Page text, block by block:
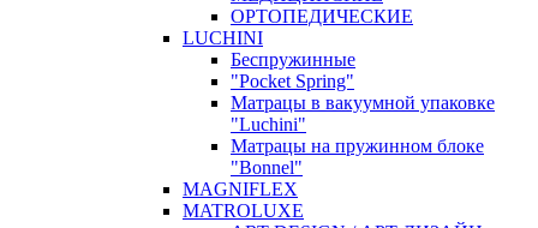
ОРТОПЕДИЧЕСКИЕ
LUCHINI
Беспружинные
"Pocket Spring"
Матрацы в вакуумной упаковке
"Luchini"
Матрацы на пружинном блоке
"Bonnel"
MAGNIFLEX
MATROLUXE